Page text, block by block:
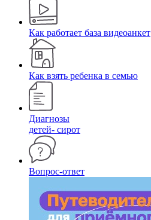
Как работает база видеоанкет
Как взять ребенка в семью
Диагнозы
детей- сирот
Вопрос-ответ